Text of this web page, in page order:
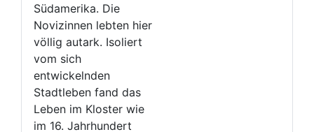
Südamerika. Die
Novizinnen lebten hier
völlig autark. Isoliert
vom sich
entwickelnden
Stadtleben fand das
Leben im Kloster wie
im 16. Jahrhundert